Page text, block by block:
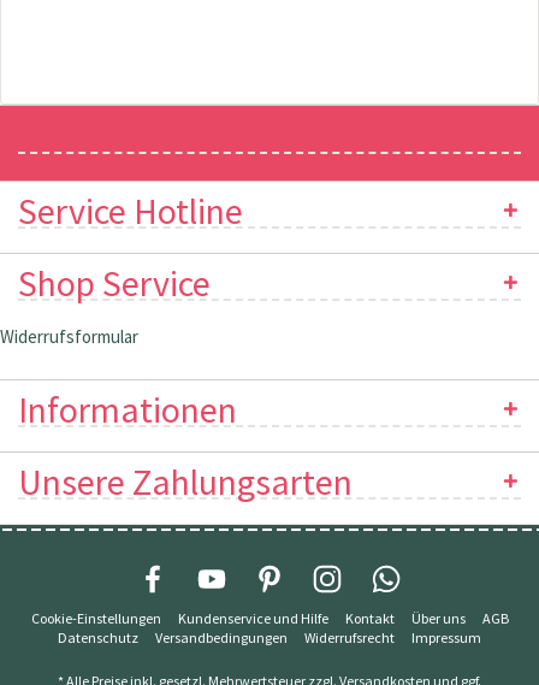
Service Hotline
Shop Service
Widerrufsformular
Informationen
Unsere Zahlungsarten
Cookie-Einstellungen Kundenservice und Hilfe Kontakt Über uns
AGB
Datenschutz
Versandbedingungen Widerrufsrecht Impressum
* Alle Preise inkl. gesetzl. Mehrwertsteuer zzgl. Versandkosten und ggf.